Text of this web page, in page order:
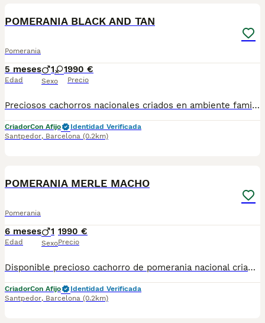
POMERANIA BLACK AND TAN
Pomerania
5 meses
Edad
1 1
Sexo
990 €
Precio
Preciosos cachorros nacionales criados en ambiente familiar disponibles de raza pomerania . Se entregan con su carnet de primo vacunación, las vacunas correspondientes a su edad, desparasitados interna y externamente, con microchip implantado. Se realiza un contrato en el que incluye garantía vírica de 15 días y una garantía congénita de un año desde el día de la entrega del cachorro. Nos comprometemos 100% con la salud de nuestros pequeños. Núcleo zoológico B2500604. Para más información/imagenes o consultas sin compromiso al número de teléfono 722788399 o al 932514529.
CriadorCon Afijo
Identidad Verificada
Santpedor, Barcelona (0.2km)
POMERANIA MERLE MACHO
Pomerania
6 meses
Edad
1
Sexo
1990 €
Precio
Disponible precioso cachorro de pomerania nacional criado en nuestras instalaciones, en un ambiente familiar y responsable. Nuestros cachorros se entregan con cartilla de primera vacunación, vacunas correspondientes a su edad, desparasitados interna y externamente, y con microchip implantado y dado de alta. Además, realizamos un contrato de garantía que incluye: • Garantía vírica de 15 días. • Garantía congénita de 1 año. Desde la fecha de entrega del cachorro. Nos comprometemos al 100% con la salud, el bienestar y el cuidado de nuestros pequeños. Disponemos de Núcleo Zoológico Para más información, imágenes o cualquier consulta sin compromiso, pueden contactar con nosotros en los teléfonos: CRISTINA 📞 722 788 399 📞 932 514 529
CriadorCon Afijo
Identidad Verificada
Santpedor, Barcelona (0.2km)